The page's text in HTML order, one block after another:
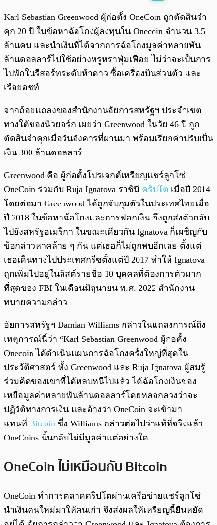
/ 0:00
Karl Sebastian Greenwood ผู้ก่อตั้ง OneCoin ถูกตัดสินจำ
คุก 20 ปี ในข้อหาฉ้อโกงผู้ลงทุนใน Onecoin จำนวน 3.5
ล้านคน และนำเงินที่ได้จากการฉ้อโกงมูลค่าหลายพัน
ล้านดอลลาร์ไปใช้อย่างหรูหราฟุ่มเฟือย ไม่ว่าจะเป็นการ
ไปพักในรีสอร์ทระดับห้าดาว ซื้อเครื่องบินส่วนตัว และ
เรือยอชท์
จากถ้อยแถลงของสำนักงานอัยการสหรัฐฯ ประจำเขต
ทางใต้ของนิวยอร์ก เผยว่า Greenwood ในวัย 46 ปี ถูก
ตัดสินจำคุกเมื่อวันอังคารที่ผ่านมา พร้อมเรียกค่าปรับเป็น
เงิน 300 ล้านดอลลาร์
Greenwood คือ ผู้ก่อตั้งโปรเจกต์เหรียญแชร์ลูกโซ่
OneCoin ร่วมกับ Ruja Ignatova ราชินี คริปโต เมื่อปี 2014
โดยต่อมา Greenwood ได้ถูกจับกุมตัวในประเทศไทยเมื่อ
ปี 2018 ในข้อหาฉ้อโกงและการฟอกเงิน จึงถูกส่งตัวกลับ
ไปยังสหรัฐอเมริกา ในขณะเดียวกัน Ignatova ก็เผชิญกับ
ข้อกล่าวหาคล้าย ๆ กัน แต่เธอก็ไม่ถูกพบอีกเลย ตั้งแต่
เธอเดินทางไปประเทศกรีซตั้งแต่ปี 2017 ทำให้ Ignatova
ถูกเพิ่มไปอยู่ในลิสต์รายชื่อ 10 บุคคลที่ต้องการตัวมาก
ที่สุดของ FBI ในเดือนมิถุนายน พ.ศ. 2022 สำนักงาน
ทนายความกล่าว
อัยการสหรัฐฯ Damian Williams กล่าวในแถลงการณ์ถึง
เหตุการณ์นี้ว่า “Karl Sebastian Greenwood ผู้ก่อตั้ง
Onecoin ได้ดำเนินแผนการฉ้อโกงครั้งใหญ่ที่สุดใน
ประวัติศาสตร์ ทั้ง Greenwood และ Ruja Ignatova ผู้สมรู้
ร่วมคิดของเขาที่ได้หลบหนีไปแล้ว ได้ฉ้อโกงเงินของ
เหยื่อมูลค่าหลายพันล้านดอลลาร์โดยหลอกลวงว่าจะ
ปฏิวัติทางการเงิน และอ้างว่า OneCoin จะเข้ามา
แทนที่ Bitcoin ซึ่ง Williams กล่าวต่อไปว่าแท้ที่จริงแล้ว
OneCoins นั้นกลับไม่มีมูลค่าแต่อย่างใด
OneCoin ไม่เหมือนกับ Bitcoin
OneCoin ทำการตลาดคริปโตผ่านเครือข่ายแชร์ลูกโซ่
นำเงินคนใหม่มาให้คนเก่า จึงส่งผลให้เหรียญนี้ยืนหยัด